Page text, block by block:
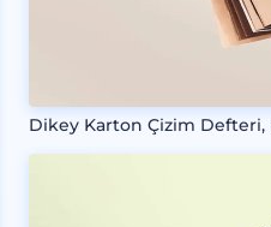
Dikey Karton Çizim